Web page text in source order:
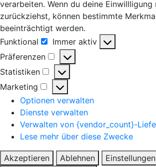
verarbeiten. Wenn du deine
zurückziehst, können bestimmte
beeinträchtigt werden.
Funktional
Immer aktiv
Präferenzen
Statistiken
Marketing
Optionen verwalten
Dienste verwalten
Verwalten von {vendor_count}-
Lese mehr über diese Zwecke
Akzeptieren Ablehnen